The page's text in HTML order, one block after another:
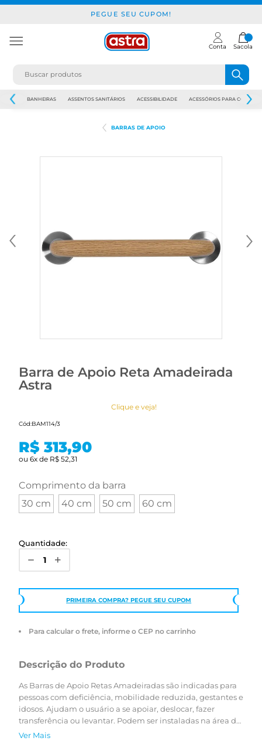
PEGUE SEU CUPOM!
Conta Sacola
JAPI BANHEIRAS ASSENTOS SANITÁRIOS ACESSIBILIDADE ACESSÓRIOS PARA
BARRAS DE APOIO
Barra de Apoio Reta Amadeirada
Astra
Clique e veja!
Cód:BAM114/3
R$ 313,90
ou 6x de R$ 52,31
comprimento da barra
30 cm
40 cm 50 cm 60 cm
Quantidade:
PRIMEIRA COMPRA? PEGUE SEU CUPOM
Para calcular o frete, informe o CEP no carrinho
Descrição do Produto
As Barras de Apoio Retas Amadeiradas são indicadas para
pessoas com deficiência, mobilidade reduzida, gestantes e
idosos. Ajudam o usuário a se apoiar, deslocar, fazer
transferência ou levantar. Podem ser instaladas na área do
banho ou onde houver necessidade de apoio, como
Ver Mais